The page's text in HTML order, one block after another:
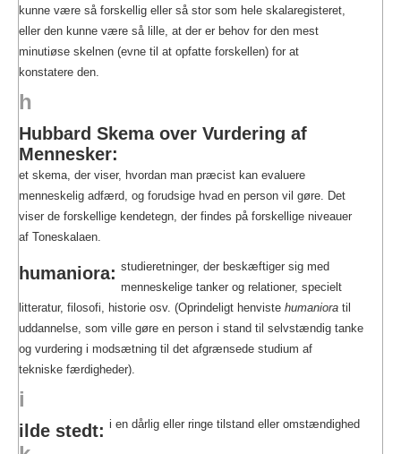
kunne være så forskellig eller så stor som hele skalaregisteret,
eller den kunne være så lille, at der er behov for den mest
minutiøse skelnen (evne til at opfatte forskellen) for at
konstatere den.
h
Hubbard Skema over Vurdering af
Mennesker:
et skema, der viser, hvordan man præcist kan evaluere
menneskelig adfærd, og forudsige hvad en person vil gøre. Det
viser de forskellige kendetegn, der findes på forskellige niveauer
af Toneskalaen.
humaniora: studieretninger, der beskæftiger sig med
menneskelige tanker og relationer, specielt
litteratur, filosofi, historie osv. (Oprindeligt henviste humaniora til
uddannelse, som ville gøre en person i stand til selvstændig tanke
og vurdering i modsætning til det afgrænsede studium af
tekniske færdigheder).
i
ilde stedt: i en dårlig eller ringe tilstand eller omstændighed